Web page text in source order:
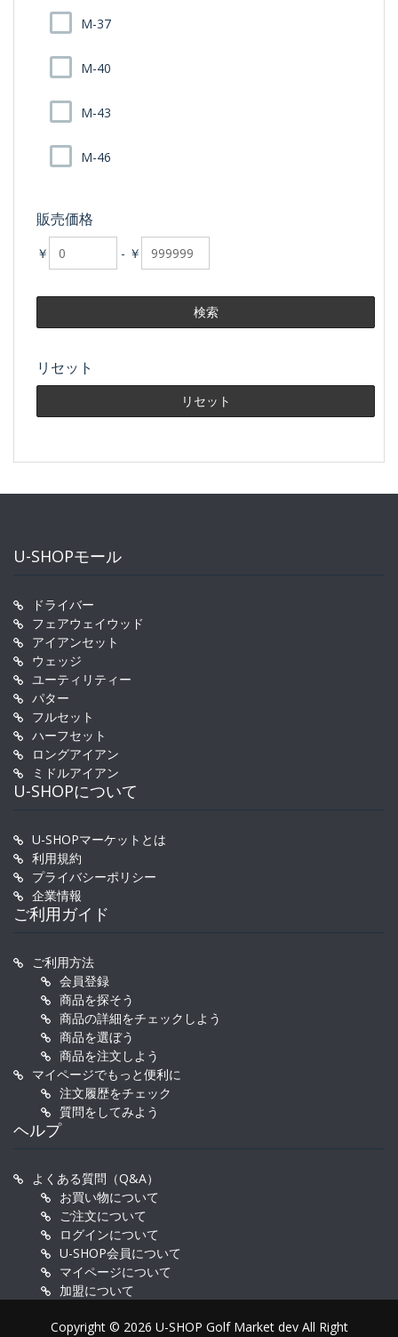
M-37
M-40
M-43
M-46
販売価格
￥ - ￥
リセット
U-SHOPモール
ドライバー
フェアウェイウッド
アイアンセット
ウェッジ
ユーティリティー
パター
フルセット
ハーフセット
ロングアイアン
ミドルアイアン
U-SHOPについて
U-SHOPマーケットとは
利用規約
プライバシーポリシー
企業情報
ご利用ガイド
ご利用方法
会員登録
商品を探そう
商品の詳細をチェックしよう
商品を選ぼう
商品を注文しよう
マイページでもっと便利に
注文履歴をチェック
質問をしてみよう
ヘルプ
よくある質問（Q&A）
お買い物について
ご注文について
ログインについて
U-SHOP会員について
マイページについて
加盟について
Copyright © 2026 U-SHOP Golf Market dev All Right